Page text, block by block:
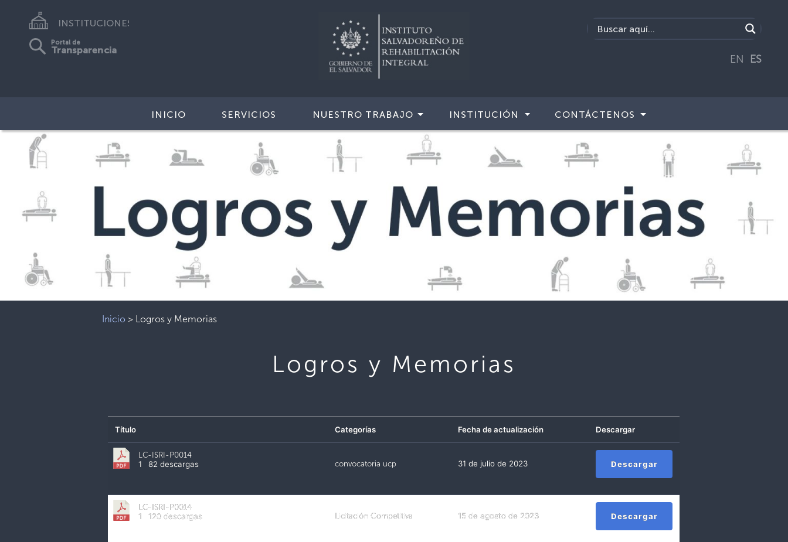
INSTITUCIONES
Portal de
Transparencia
EN ES
INICIO SERVICIOS NUESTRO TRABAJO INSTITUCIÓN CONTÁCTENOS
Inicio > Logros y Memorias
Logros y Memorias
Título Categorías Fecha de actualización Descargar
LC-ISRI-P0014
1
82 descargas convocatoria ucp 31 de julio de 2023 Descargar
LC-ISRI-P0014
1
120 descargas Licitación Competitiva 15 de agosto de 2023 Descargar